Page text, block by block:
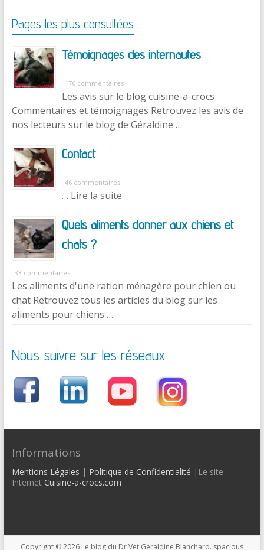
Pages les plus consultées
Témoignages des internautes
176 commentaires
Les avis sur le blog cuisine-a-crocs
Commentaires et témoignages Retrouvez les avis de
nos lecteurs sur le blog de Géraldine …
Contact
46 commentaires
… Lire la suite
Quels aliments donner aux chiens et
chats ?
33 commentaires
Les aliments d'une ration ménagère pour chien ou
chat Retrouvez tous les articles du blog sur les
aliments pour chiens …
Nous suivre sur les réseaux
Informations
Mentions Légales | Politique de Confidentialité |Le site
Internet Cuisine-a-crocs.com
Copyright © 2026 Le blog du Dr Vet Géraldine Blanchard. spacious